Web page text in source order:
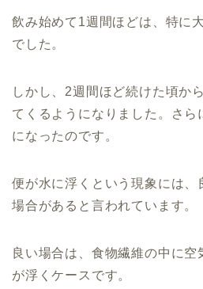
飲み始めて1週間ほどは、特に
でした。
しかし、2週間ほど続けた頃か
てくるようになりました。さら
になったのです。
便が水に浮くという現象には、
場合があると言われています。
良い場合は、食物繊維の中に空
が浮くケースです。